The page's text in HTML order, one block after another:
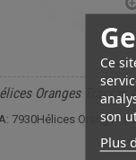
Ce
son
Plus
Oranges Traxxas
7930Hélices Oranges